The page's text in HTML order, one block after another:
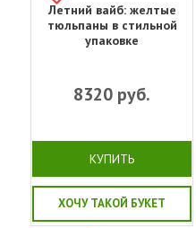
Летний вайб: желтые
тюльпаны в стильной
упаковке
8320 руб.
КУПИТЬ
ХОЧУ ТАКОЙ БУКЕТ